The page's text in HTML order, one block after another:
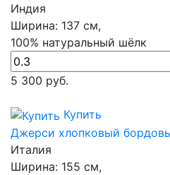
Индия
Ширина: 137 см,
100% натуральный шёлк
5 300руб.
Купить
Джерси хлопковый бордовый
Италия
Ширина: 155 см,